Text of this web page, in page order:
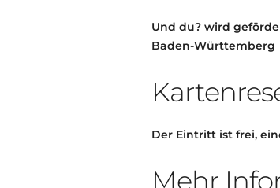
Und du? wird
Baden-Württemberg
Der Eintritt ist frei,
Mehr